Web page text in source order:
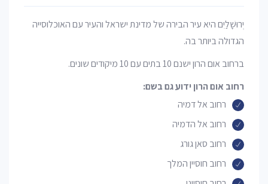
יְרוּשָׁלַיִם היא עיר הבירה של מדינת ישראל והעיר עם האוכלוסייה
הגדולה ביותר בה.
ברחוב אום הרון ישנם 10 בתים עם 10 מיקודים שונים.
רחוב אום הרון ידוע גם בשם:
רחוב אל דמיה
רחוב אל הדמיה
רחוב סאן גורג
רחוב חוסיין המלך